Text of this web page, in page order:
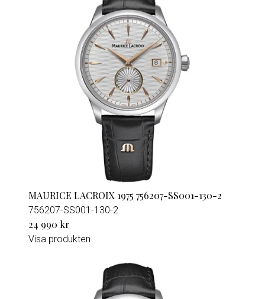
MAURICE LACROIX 1975 756207-SS001-130-2
756207-SS001-130-2
24 990 kr
Visa produkten